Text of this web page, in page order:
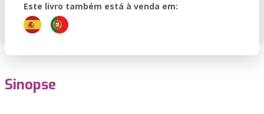
Este livro também está à venda em:
Sinopse